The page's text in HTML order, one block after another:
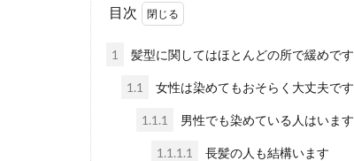
目次
1 髪型に関してはほとんどの所で緩めです
1.1 女性は染めてもおそらく大丈夫です
1.1.1 男性でも染めている人はいます
1.1.1.1 長髪の人も結構います